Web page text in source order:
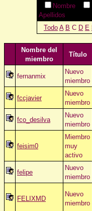
Nombre
Apellidos
Todo A B C D E
Nombre del
miembro
Título
fernanmix
Nuevo
miembro
fccjavier
Nuevo
miembro
fco_desilva
Nuevo
miembro
feisim0
Miembro
muy
activo
felipe
Nuevo
miembro
FELIXMD
Nuevo
miembro